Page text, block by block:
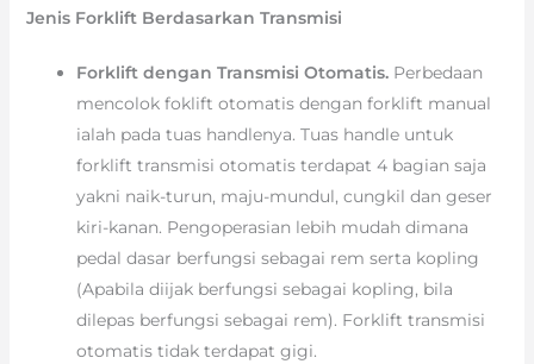
Jenis Forklift Berdasarkan Transmisi
Forklift dengan Transmisi Otomatis. Perbedaan
mencolok foklift otomatis dengan forklift manual
ialah pada tuas handlenya. Tuas handle untuk
forklift transmisi otomatis terdapat 4 bagian saja
yakni naik-turun, maju-mundul, cungkil dan geser
kiri-kanan. Pengoperasian lebih mudah dimana
pedal dasar berfungsi sebagai rem serta kopling
(Apabila diijak berfungsi sebagai kopling, bila
dilepas berfungsi sebagai rem). Forklift transmisi
otomatis tidak terdapat gigi.